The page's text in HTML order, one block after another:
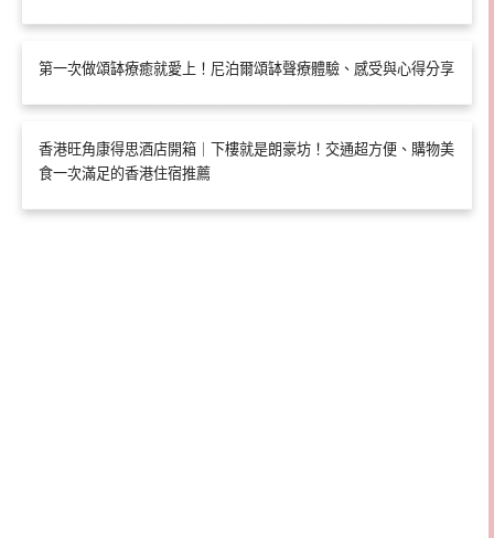
第一次做頌缽療癒就愛上！尼泊爾頌缽聲療體驗、感受與心得分享
香港旺角康得思酒店開箱｜下樓就是朗豪坊！交通超方便、購物美
食一次滿足的香港住宿推薦